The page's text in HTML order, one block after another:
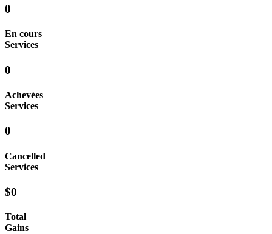
0
En cours
Services
0
Achevées
Services
0
Cancelled
Services
$0
Total
Gains